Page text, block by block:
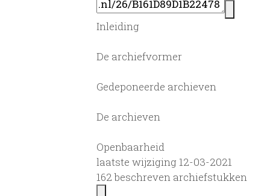
Inleiding
De archiefvormer
Gedeponeerde archieven
De archieven
Openbaarheid
laatste wijziging 12-03-2021
162 beschreven archiefstukken